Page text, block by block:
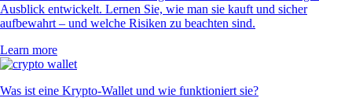
Ausblick entwickelt. Lernen Sie, wie man sie kauft und sicher
aufbewahrt – und welche Risiken zu beachten sind.
Learn more
Was ist eine Krypto-Wallet und wie funktioniert sie?